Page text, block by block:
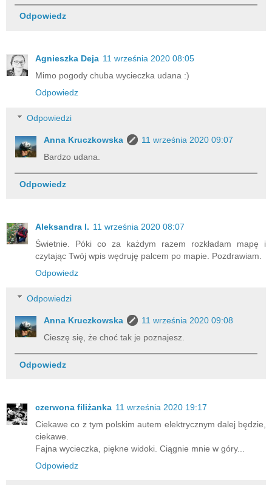
Odpowiedz
Agnieszka Deja 11 września 2020 08:05
Mimo pogody chuba wycieczka udana :)
Odpowiedz
Odpowiedzi
Anna Kruczkowska
11 września 2020 09:07
Bardzo udana.
Odpowiedz
Aleksandra I. 11 września 2020 08:07
Świetnie. Póki co za każdym razem rozkładam mapę i
czytając Twój wpis wędruję palcem po mapie. Pozdrawiam.
Odpowiedz
Odpowiedzi
Anna Kruczkowska
11 września 2020 09:08
Cieszę się, że choć tak je poznajesz.
Odpowiedz
czerwona filiżanka 11 września 2020 19:17
Ciekawe co z tym polskim autem elektrycznym dalej będzie,
ciekawe.
Fajna wycieczka, piękne widoki. Ciągnie mnie w góry...
Odpowiedz